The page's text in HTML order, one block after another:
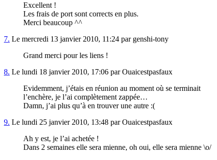
Excellent !
Les frais de port sont corrects en plus.
Merci beaucoup ^^
7. Le mercredi 13 janvier 2010, 11:24 par genshi-tony
Grand merci pour les liens !
8. Le lundi 18 janvier 2010, 17:06 par Ouaicestpasfaux
Evidemment, j’étais en réunion au moment où se terminait
l’enchère, je l’ai complètement zappée…
Damn, j’ai plus qu’à en trouver une autre :(
9. Le lundi 25 janvier 2010, 13:48 par Ouaicestpasfaux
Ah y est, je l’ai achetée !
Dans 2 semaines elle sera mienne, oh oui, elle sera mienne \o/